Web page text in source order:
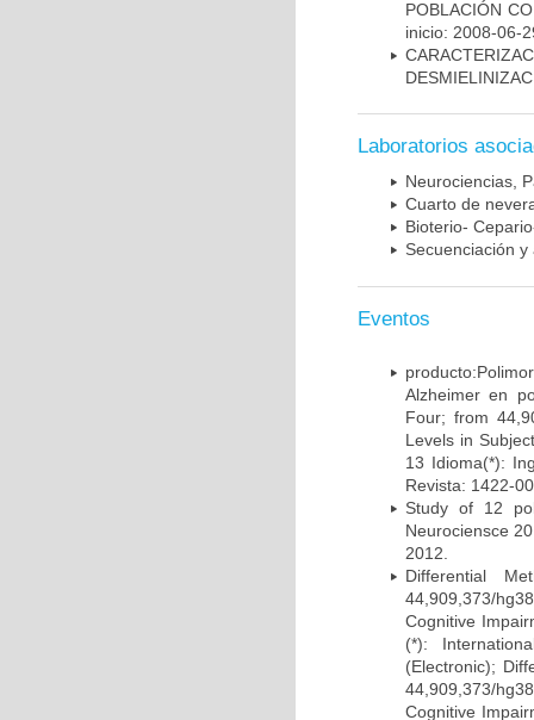
POBLACIÓN
inicio: 2008-06-
Laboratorios
Neurociencias,
Cuarto de
Bioterio-
Secuenciación
Eventos
Alzheimer en
Four; from
Levels in
13 Idioma(*):
Revista: 1422-
Study of 12
Neurociensce
2012.
Differential
44,909,373/
Cognitive
(*):
(Electronic);
44,909,373/
Cognitive